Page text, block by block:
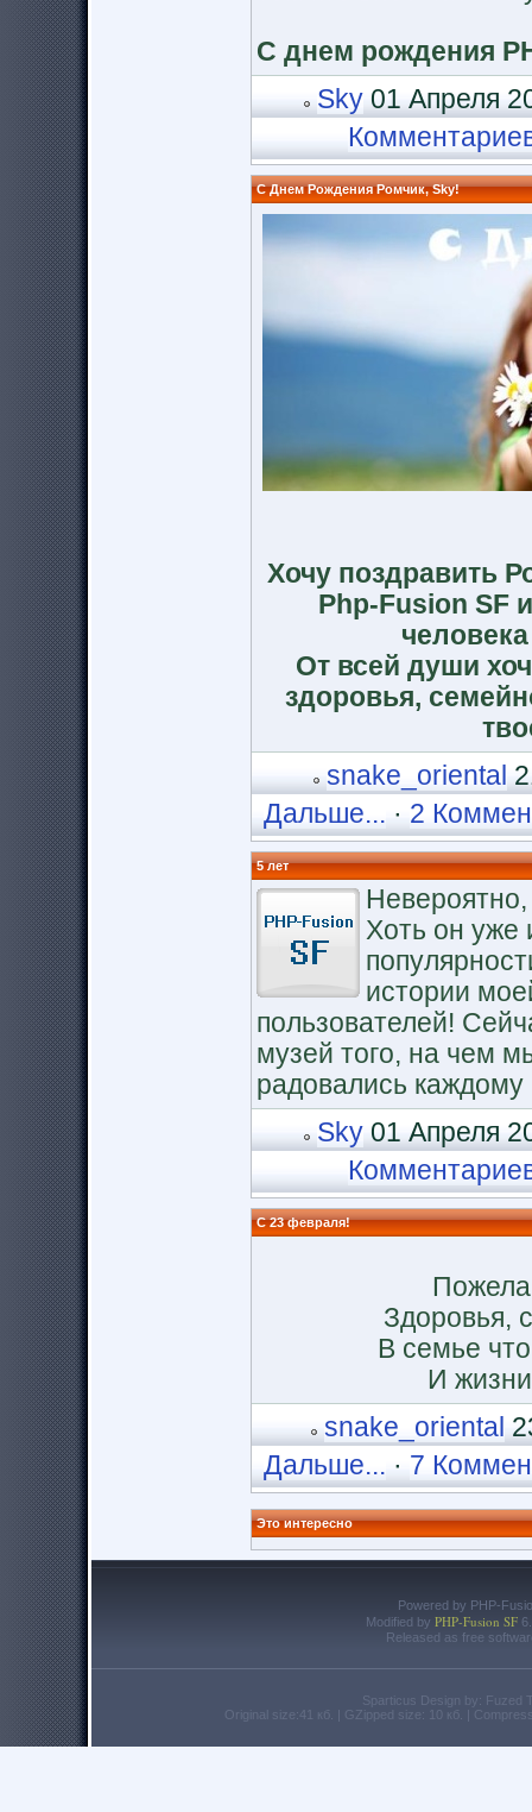
С днем рождения
Sky01 Апреля
C Днем Рождения Ромчик, Sky!
Хочу поздравить
Php-Fusion SF
От всей души
здоровья,
snake_oriental
Дальше... · 2
5 лет
Хоть он уже
истории
пользователей!
музей того, на чем
радовались
Sky01 Апреля
C 23 февраля!
Здоровья,
В семье
И
snake_oriental
Дальше... · 7
Это интересно
Powered by PHP-
Modified by PHP-Fusion SF
Released as free
Sparticus Design by: Fuzed
Original size:41 кб. | GZipped size: 10 кб. |